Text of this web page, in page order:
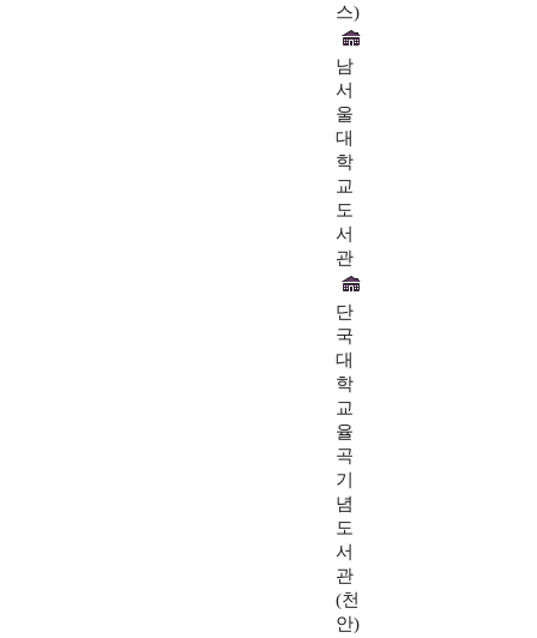
스)
남
서
울
대
학
교
도
서
관
단
국
대
학
교
율
곡
기
념
도
서
관
(천
안)